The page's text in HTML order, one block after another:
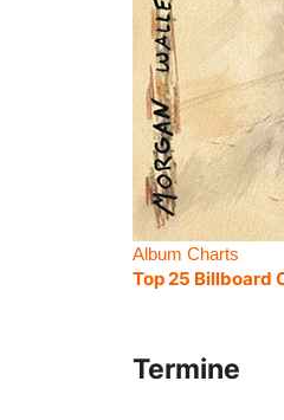
Album Charts
Top 25 Billboard
Termine